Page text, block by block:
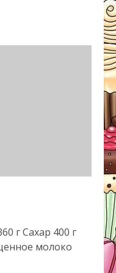
г Сахар 400 г
молоко